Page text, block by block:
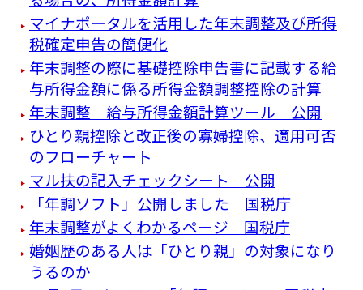
マイナポータルを活用した年末調整及び所得
税確定申告の簡便化
年末調整の際に基礎控除申告書に記載する給
与所得金額に係る所得金額調整控除の計算
年末調整 給与所得金額計算ツール 公開
ひとり親控除と改正後の寡婦控除、適用可否
のフローチャート
マル扶の記入チェックシート 公開
「年調ソフト」公開しました 国税庁
年末調整がよくわかるページ 国税庁
婚姻歴のある人は「ひとり親」の対象になり
うるのか